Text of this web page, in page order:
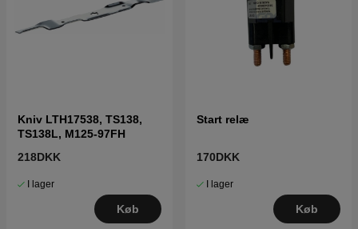
Kniv LTH17538, TS138,
TS138L, M125-97FH
218DKK
I lager
Køb
Start relæ
170DKK
I lager
Køb